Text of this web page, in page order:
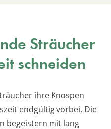
Sträucher
schneiden
ihre Knospen
endgültig vorbei. Die
begeistern mit lang